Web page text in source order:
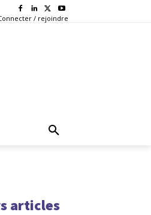
/ rejoindre
articles